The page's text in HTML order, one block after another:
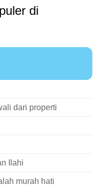
di
dari properti
Ilahi
murah hati